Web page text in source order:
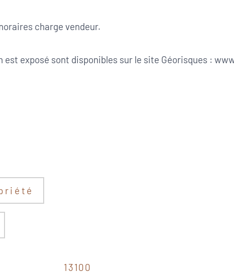
charge vendeur.
exposé sont disponibles sur le site Géorisques :
13100